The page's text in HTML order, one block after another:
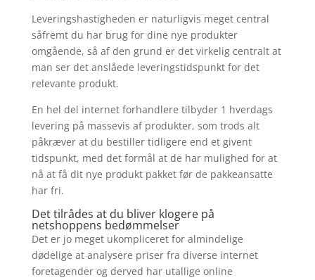
Leveringshastigheden er naturligvis meget central
såfremt du har brug for dine nye produkter
omgående, så af den grund er det virkelig centralt at
man ser det anslåede leveringstidspunkt for det
relevante produkt.
En hel del internet forhandlere tilbyder 1 hverdags
levering på massevis af produkter, som trods alt
påkræver at du bestiller tidligere end et givent
tidspunkt, med det formål at de har mulighed for at
nå at få dit nye produkt pakket før de pakkeansatte
har fri.
Det tilrådes at du bliver klogere på
netshoppens bedømmelser
Det er jo meget ukompliceret for almindelige
dødelige at analysere priser fra diverse internet
foretagender og derved har utallige online